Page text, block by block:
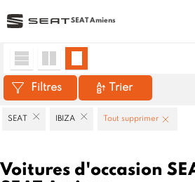
SEAT Amiens
Véhicules d'occasion
SEAT IBIZA Tout supprimer
Filtres Trier
Voitures d'occasion